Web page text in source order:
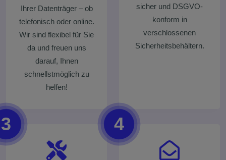
Ihrer Datenträger – ob
telefonisch oder online.
Wir sind flexibel für Sie
da und freuen uns
darauf, Ihnen
schnellstmöglich zu
helfen!
sicher und DSGVO-
konform in
verschlossenen
Sicherheitsbehältern.
3 4